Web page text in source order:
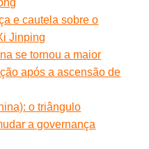
e cautela sobre o
Jinping
se tornou a maior
após a ascensão de
o triângulo
a governança